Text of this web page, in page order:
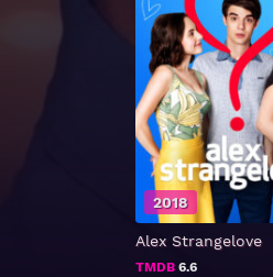
Alex Strangelove
TMDB 6.6
2018